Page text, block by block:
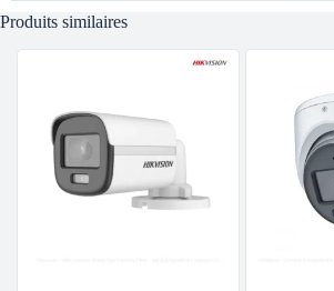
Produits similaires